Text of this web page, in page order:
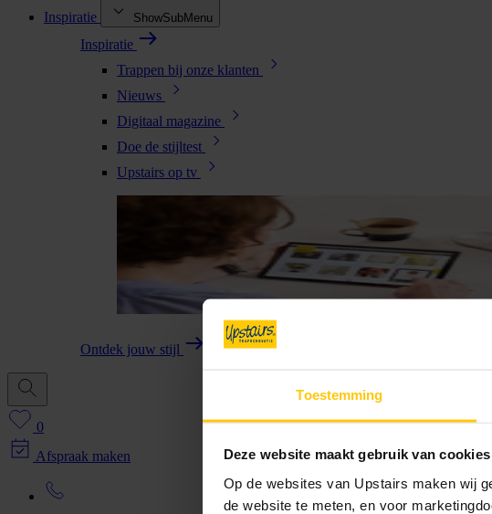
Toestemming
Deze website maakt gebruik van cookies
Op de websites van Upstairs maken wij
de website te meten, en voor
Inspiratie
ShowSubMenu
Inspiratie
Trappen bij onze klanten
Nieuws
Digitaal magazine
Doe de stijltest
Upstairs op tv
Ontdek jouw stijl
0
Afspraak maken